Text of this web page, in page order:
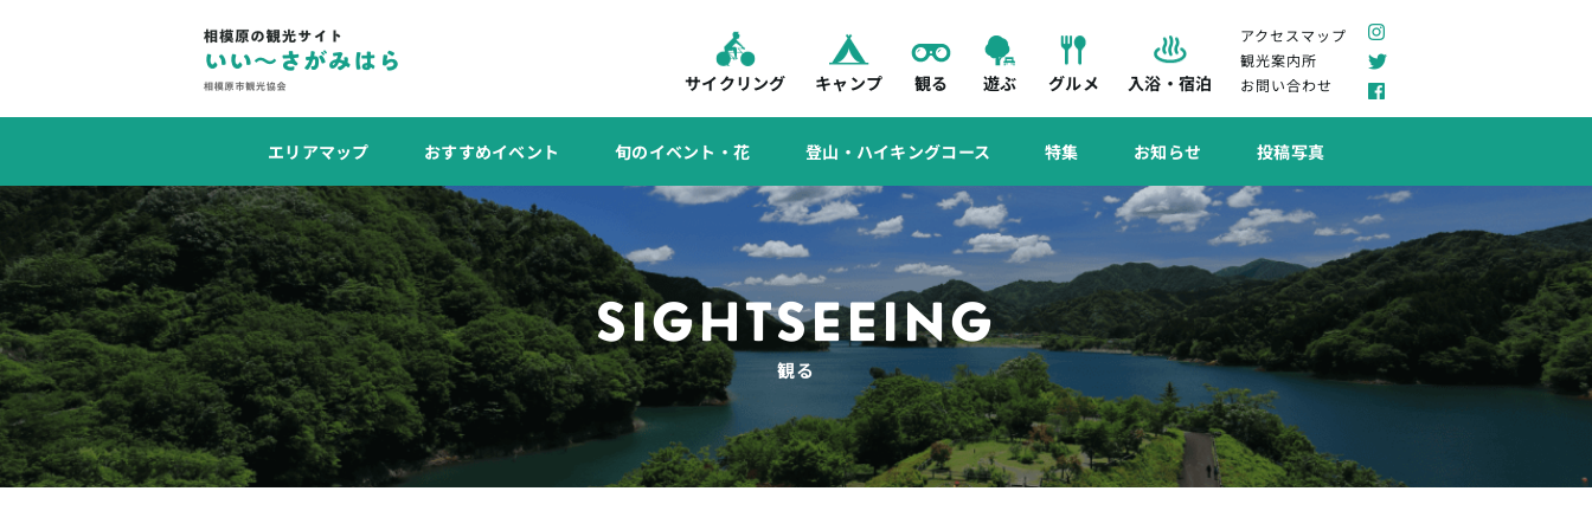
サイクリング キャンプ 観る 遊ぶ グルメ 入浴・宿泊
アクセスマップ
観光案内所
お問い合わせ
エリアマップ おすすめイベント 旬のイベント・花 登山・ハイキングコース 特集 お知らせ 投稿写真
SIGHTSEEING
観る